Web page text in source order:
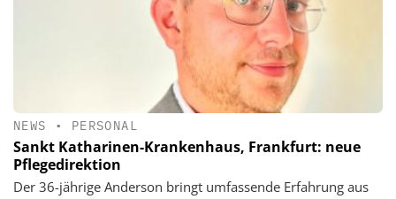
NEWS • PERSONAL
Sankt Katharinen-Krankenhaus, Frankfurt: neue
Pflegedirektion
Der 36-jährige Anderson bringt umfassende Erfahrung aus